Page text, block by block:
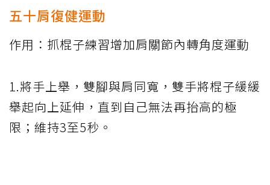
五十肩復健運動
作用：抓棍子練習增加肩關節內轉角度運動
1.將手上舉，雙腳與肩同寬，雙手將棍子緩緩
舉起向上延伸，直到自己無法再抬高的極
限；維持3至5秒。